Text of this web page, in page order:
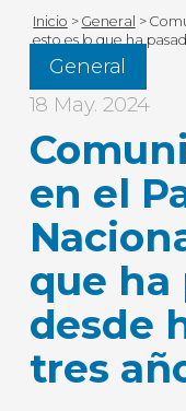
Inicio > General >
esto es lo que ha
General
18 May. 2024
en el
que ha
desde
tres